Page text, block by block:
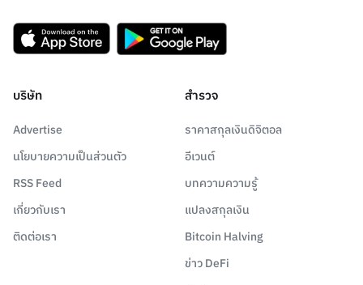
บริษัท
Advertise
นโยบายความเป็นส่วนตัว
RSS Feed
เกี่ยวกับเรา
ติดต่อเรา
สำรวจ
ราคาสกุลเงินดิจิตอล
อีเวนต์
บทความความรู้
แปลงสกุลเงิน
Bitcoin Halving
ข่าว DeFi